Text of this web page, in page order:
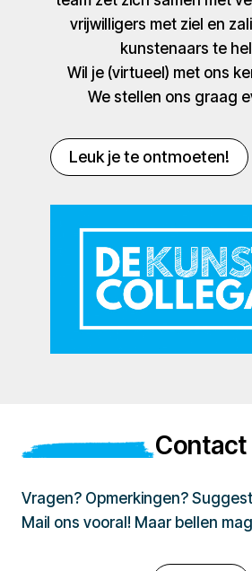
vrijwilligers met ziel en
kunstenaars te
Wil je (virtueel) met ons
We stellen ons graag
Leuk je te ontmoeten!
Contact
Vragen? Opmerkingen?
Mail ons vooral! Maar bellen